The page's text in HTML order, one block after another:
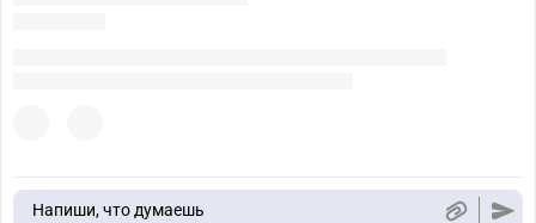
Напиши, что думаешь